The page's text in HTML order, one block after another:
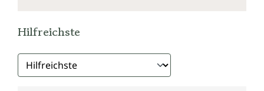
Hilfreichste